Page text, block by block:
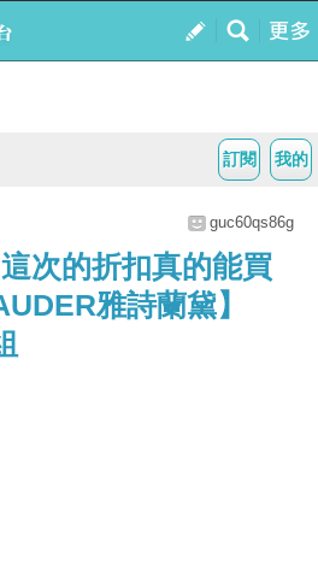
我的
訂閱
guc60qs86g
次的折扣真的能買
雅詩蘭黛】